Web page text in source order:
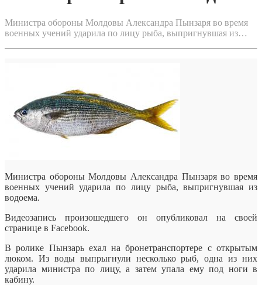
Министра обороны Молдовы Александра Пынзаря во время
военных учений ударила по лицу рыба, выпригнувшая из…
Министра обороны Молдовы Александра Пынзаря во время
военных учений ударила по лицу рыба, выпригнувшая из
водоема.
Видеозапись произошедшего он опубликовал на своей
странице в Facebook.
В ролике Пынзарь ехал на бронетранспортере с открытым
люком. Из воды выпрыгнули несколько рыб, одна из них
ударила министра по лицу, а затем упала ему под ноги в
кабину.